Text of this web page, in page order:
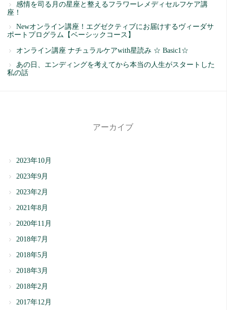
感情を司る月の星座と整えるフラワーレメディセルフケア講
座！
Newオンライン講座！エグゼクティブにお届けするヴィーダサ
ポートプログラム【ベーシックコース】
オンライン講座 ナチュラルケアwith星読み ☆ Basic1☆
あの日、エンディングを考えてから本当の人生がスタートした
私の話
アーカイブ
2023年10月
2023年9月
2023年2月
2021年8月
2020年11月
2018年7月
2018年5月
2018年3月
2018年2月
2017年12月